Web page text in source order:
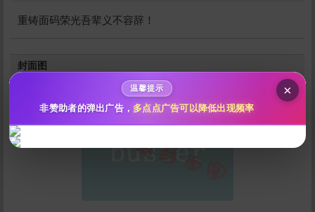
重铸面码荣光吾辈义不容辞！
封面图
×
温馨提示
非赞助者的弹出广告， 多点点广告可以降低出现频率